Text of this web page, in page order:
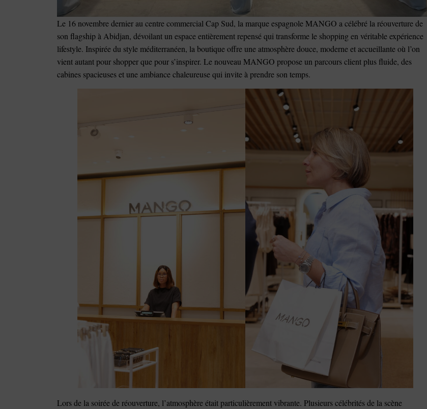
Le 16 novembre dernier au centre commercial Cap Sud, la marque espagnole MANGO a célébré la réouverture de
son flagship à Abidjan, dévoilant un espace entièrement repensé qui transforme le shopping en véritable expérience
lifestyle. Inspirée du style méditerranéen, la boutique offre une atmosphère douce, moderne et accueillante où l’on
vient autant pour shopper que pour s’inspirer. Le nouveau MANGO propose un parcours client plus fluide, des
cabines spacieuses et une ambiance chaleureuse qui invite à prendre son temps.
Lors de la soirée de réouverture, l’atmosphère était particulièrement vibrante. Plusieurs célébrités de la scène